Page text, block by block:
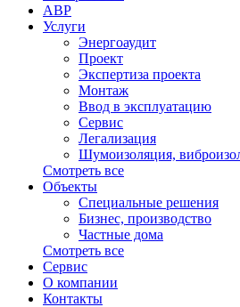
АВР
Услуги
Энергоаудит
Проект
Экспертиза проекта
Монтаж
Ввод в эксплуатацию
Сервис
Легализация
Шумоизоляция,
Смотреть все
Объекты
Специальные решения
Бизнес, производство
Частные дома
Смотреть все
Сервис
О компании
Контакты